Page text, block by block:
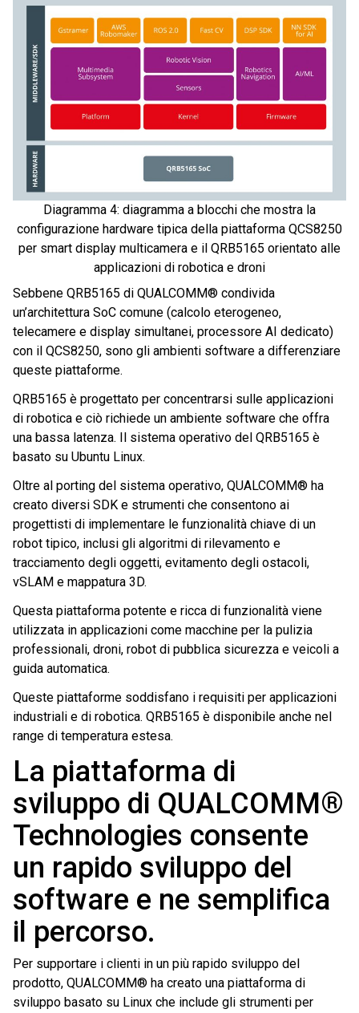
Diagramma 4: diagramma a blocchi che mostra la
configurazione hardware tipica della piattaforma QCS8250
per smart display multicamera e il QRB5165 orientato alle
applicazioni di robotica e droni
Sebbene QRB5165 di QUALCOMM® condivida
un’architettura SoC comune (calcolo eterogeneo,
telecamere e display simultanei, processore AI dedicato)
con il QCS8250, sono gli ambienti software a differenziare
queste piattaforme.
QRB5165 è progettato per concentrarsi sulle applicazioni
di robotica e ciò richiede un ambiente software che offra
una bassa latenza. Il sistema operativo del QRB5165 è
basato su Ubuntu Linux.
Oltre al porting del sistema operativo, QUALCOMM® ha
creato diversi SDK e strumenti che consentono ai
progettisti di implementare le funzionalità chiave di un
robot tipico, inclusi gli algoritmi di rilevamento e
tracciamento degli oggetti, evitamento degli ostacoli,
vSLAM e mappatura 3D.
Questa piattaforma potente e ricca di funzionalità viene
utilizzata in applicazioni come macchine per la pulizia
professionali, droni, robot di pubblica sicurezza e veicoli a
guida automatica.
Queste piattaforme soddisfano i requisiti per applicazioni
industriali e di robotica. QRB5165 è disponibile anche nel
range di temperatura estesa.
La piattaforma di
sviluppo di QUALCOMM®
Technologies consente
un rapido sviluppo del
software e ne semplifica
il percorso.
Per supportare i clienti in un più rapido sviluppo del
prodotto, QUALCOMM® ha creato una piattaforma di
sviluppo basato su Linux che include gli strumenti per